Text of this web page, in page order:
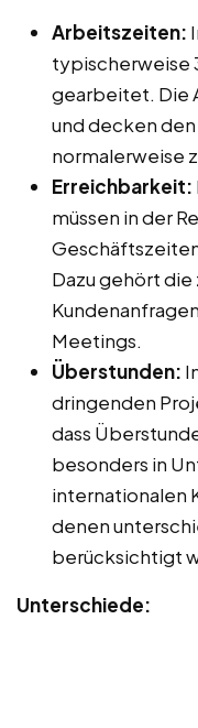
Arbeitszeiten:
typischerweise
gearbeitet. Die
und decken
normalerweise
Erreichbarkeit:
müssen in der
Dazu gehört
Meetings.
Überstunden:
dringenden
dass
besonders in
internationalen
denen
berücksichtigt
Unterschiede: